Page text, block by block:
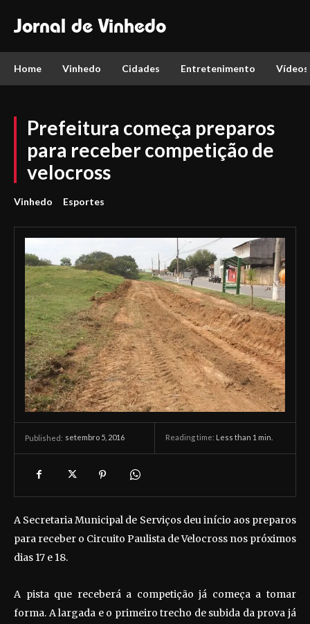
Jornal de Vinhedo
Home Vinhedo Cidades Entretenimento Vídeos
Prefeitura começa preparos
para receber competição de
velocross
Vinhedo Esportes
Published: setembro 5, 2016 Reading time: Less than 1 min.
A Secretaria Municipal de Serviços deu início aos preparos
para receber o Circuito Paulista de Velocross nos próximos
dias 17 e 18.
A pista que receberá a competição já começa a tomar
forma. A largada e o primeiro trecho de subida da prova já